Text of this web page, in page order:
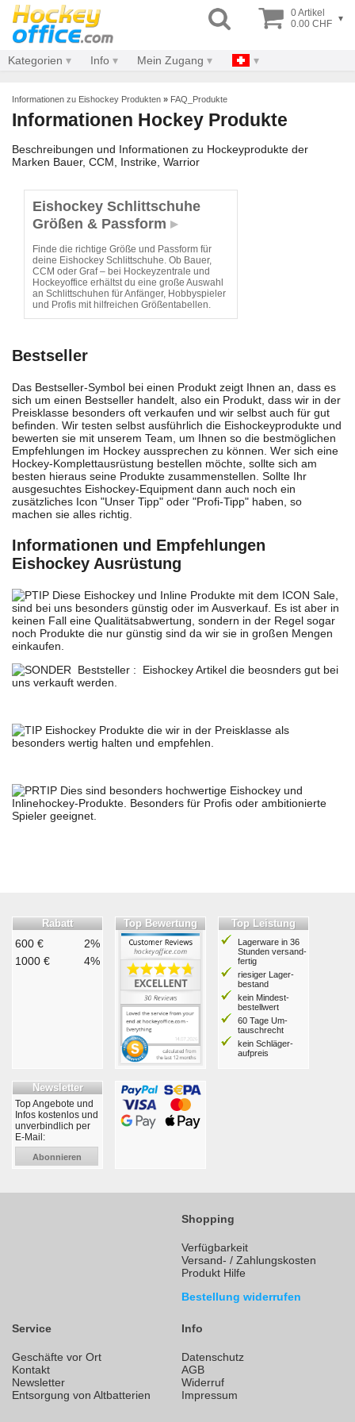
0 Artikel
0.00 CHF ▾
Kategorien Info Mein Zugang
Informationen zu Eishockey Produkten » FAQ_Produkte
Informationen Hockey Produkte
Beschreibungen und Informationen zu Hockeyprodukte der
Marken Bauer, CCM, Instrike, Warrior
Eishockey Schlittschuhe
Größen & Passform
Finde die richtige Größe und Passform für
deine Eishockey Schlittschuhe. Ob Bauer,
CCM oder Graf – bei Hockeyzentrale und
Hockeyoffice erhältst du eine große Auswahl
an Schlittschuhen für Anfänger, Hobbyspieler
und Profis mit hilfreichen Größentabellen.
Bestseller
Das Bestseller-Symbol bei einen Produkt zeigt Ihnen an, dass es
sich um einen Bestseller handelt, also ein Produkt, dass wir in der
Preisklasse besonders oft verkaufen und wir selbst auch für gut
befinden. Wir testen selbst ausführlich die Eishockeyprodukte und
bewerten sie mit unserem Team, um Ihnen so die bestmöglichen
Empfehlungen im Hockey aussprechen zu können. Wer sich eine
Hockey-Komplettausrüstung bestellen möchte, sollte sich am
besten hieraus seine Produkte zusammenstellen. Sollte Ihr
ausgesuchtes Eishockey-Equipment dann auch noch ein
zusätzliches Icon "Unser Tipp" oder "Profi-Tipp" haben, so
machen sie alles richtig.
Informationen und Empfehlungen
Eishockey Ausrüstung
Diese Eishockey und Inline Produkte mit dem ICON Sale,
sind bei uns besonders günstig oder im Ausverkauf. Es ist aber in
keinen Fall eine Qualitätsabwertung, sondern in der Regel sogar
noch Produkte die nur günstig sind da wir sie in großen Mengen
einkaufen.
Beststeller : Eishockey Artikel die beosnders gut bei
uns verkauft werden.
Eishockey Produkte die wir in der Preisklasse als
besonders wertig halten und empfehlen.
Dies sind besonders hochwertige Eishockey und
Inlinehockey-Produkte. Besonders für Profis oder ambitionierte
Spieler geeignet.
Rabatt
600 €
2%
1000 €
4%
Top Bewertung Top Leistung
Lagerware in 36
Stunden ver­sand­
fertig
riesiger Lager­
bestand
kein Mindest­
bestell­wert
60 Tage Um­
tausch­recht
kein Schläger­
aufpreis
Newsletter
Top Angebote und
Infos kostenlos und
unverbindlich per
E-Mail:
Abonnieren
Shopping
Verfügbarkeit
Versand- / Zahlungskosten
Produkt Hilfe
Bestellung widerrufen
Service
Geschäfte vor Ort
Kontakt
Newsletter
Entsorgung von Altbatterien
Info
Datenschutz
AGB
Widerruf
Impressum